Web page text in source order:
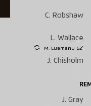
C. Robshaw
L. Wallace
M. Luamanu 62'
J. Chisholm
J. Gray